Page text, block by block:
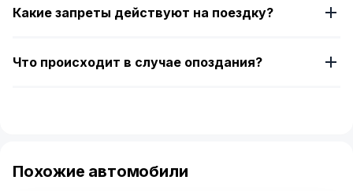
Какие запреты действуют на поездку?
Что происходит в случае опоздания?
Похожие автомобили